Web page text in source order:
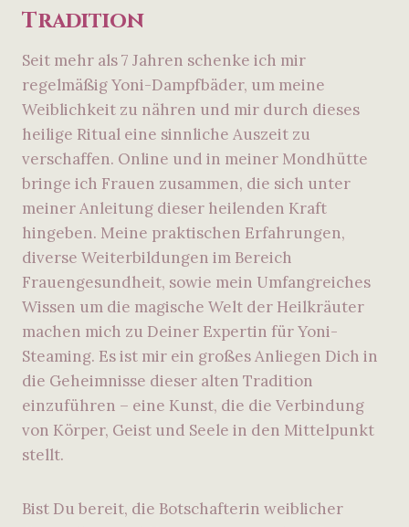
Tradition
Seit mehr als 7 Jahren schenke ich mir
regelmäßig Yoni-Dampfbäder, um meine
Weiblichkeit zu nähren und mir durch dieses
heilige Ritual eine sinnliche Auszeit zu
verschaffen. Online und in meiner Mondhütte
bringe ich Frauen zusammen, die sich unter
meiner Anleitung dieser heilenden Kraft
hingeben. Meine praktischen Erfahrungen,
diverse Weiterbildungen im Bereich
Frauengesundheit, sowie mein Umfangreiches
Wissen um die magische Welt der Heilkräuter
machen mich zu Deiner Expertin für Yoni-
Steaming. Es ist mir ein großes Anliegen Dich in
die Geheimnisse dieser alten Tradition
einzuführen – eine Kunst, die die Verbindung
von Körper, Geist und Seele in den Mittelpunkt
stellt.
Bist Du bereit, die Botschafterin weiblicher